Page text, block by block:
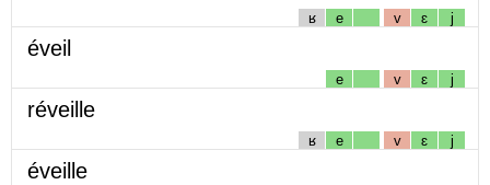
ʁ e v ɛ j
éveil
e v ɛ j
réveille
ʁ e v ɛ j
éveille